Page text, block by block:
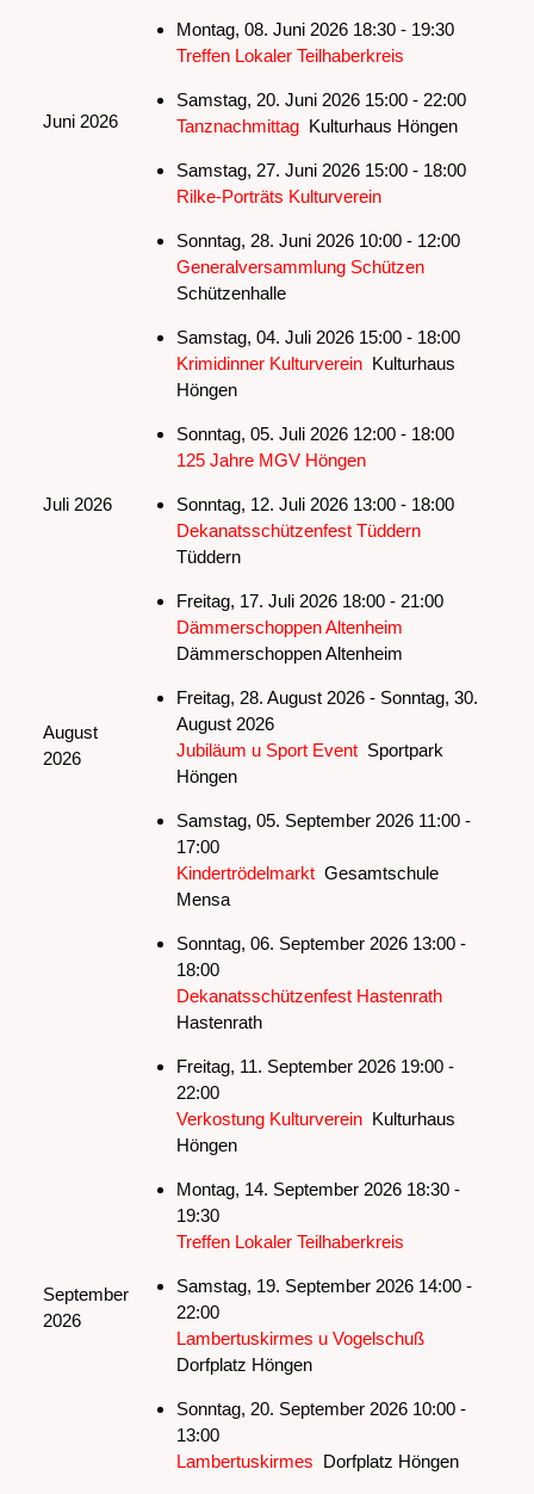
Juni 2026
Montag, 08. Juni 2026 18:30 - 19:30
Treffen Lokaler Teilhaberkreis
Samstag, 20. Juni 2026 15:00 - 22:00
Tanznachmittag Kulturhaus Höngen
Samstag, 27. Juni 2026 15:00 - 18:00
Rilke-Porträts Kulturverein
Sonntag, 28. Juni 2026 10:00 - 12:00
Generalversammlung Schützen
Schützenhalle
Juli 2026
Samstag, 04. Juli 2026 15:00 - 18:00
Krimidinner Kulturverein Kulturhaus
Höngen
Sonntag, 05. Juli 2026 12:00 - 18:00
125 Jahre MGV Höngen
Sonntag, 12. Juli 2026 13:00 - 18:00
Dekanatsschützenfest Tüddern
Tüddern
Freitag, 17. Juli 2026 18:00 - 21:00
Dämmerschoppen Altenheim
Dämmerschoppen Altenheim
August
2026
Freitag, 28. August 2026 - Sonntag, 30.
August 2026
Jubiläum u Sport Event Sportpark
Höngen
September
2026
Samstag, 05. September 2026 11:00 -
17:00
Kindertrödelmarkt Gesamtschule
Mensa
Sonntag, 06. September 2026 13:00 -
18:00
Dekanatsschützenfest Hastenrath
Hastenrath
Freitag, 11. September 2026 19:00 -
22:00
Verkostung Kulturverein Kulturhaus
Höngen
Montag, 14. September 2026 18:30 -
19:30
Treffen Lokaler Teilhaberkreis
Samstag, 19. September 2026 14:00 -
22:00
Lambertuskirmes u Vogelschuß
Dorfplatz Höngen
Sonntag, 20. September 2026 10:00 -
13:00
Lambertuskirmes Dorfplatz Höngen